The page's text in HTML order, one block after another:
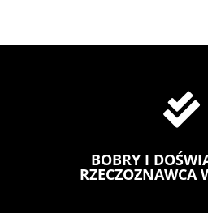

BOBRY I
RZECZOZNAWCA